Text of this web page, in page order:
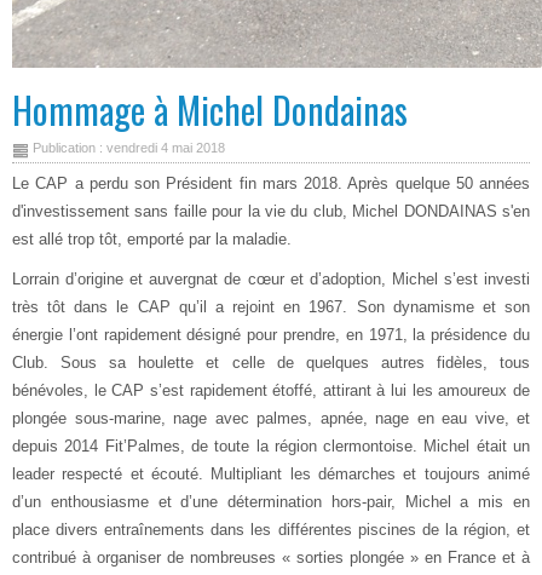
Hommage à Michel Dondainas
Publication : vendredi 4 mai 2018
Le CAP a perdu son Président fin mars 2018. Après quelque 50 années
d'investissement sans faille pour la vie du club, Michel DONDAINAS s'en
est allé trop tôt, emporté par la maladie.
Lorrain d’origine et auvergnat de cœur et d’adoption, Michel s’est investi
très tôt dans le CAP qu’il a rejoint en 1967. Son dynamisme et son
énergie l’ont rapidement désigné pour prendre, en 1971, la présidence du
Club. Sous sa houlette et celle de quelques autres fidèles, tous
bénévoles, le CAP s’est rapidement étoffé, attirant à lui les amoureux de
plongée sous-marine, nage avec palmes, apnée, nage en eau vive, et
depuis 2014 Fit’Palmes, de toute la région clermontoise. Michel était un
leader respecté et écouté. Multipliant les démarches et toujours animé
d’un enthousiasme et d’une détermination hors-pair, Michel a mis en
place divers entraînements dans les différentes piscines de la région, et
contribué à organiser de nombreuses « sorties plongée » en France et à